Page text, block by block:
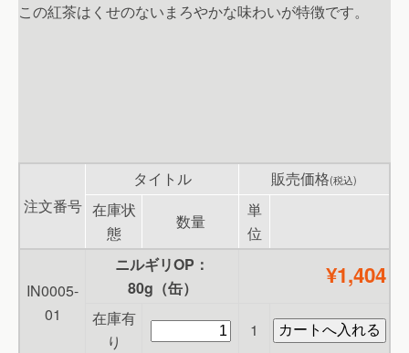
この紅茶はくせのないまろやかな味わいが特徴です。
注文番号
タイトル 販売価格(税込)
在庫状
態
数量
単
位
IN0005-
01
ニルギリOP：
80g（缶）
¥1,404
在庫有
り
1